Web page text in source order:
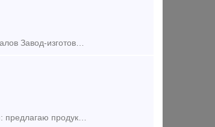
Платформа для леса и контейнеров Тип вагона: Платформа для перевозки лесоматериалов Завод-изготовитель: ОАО НПК "Уралвагонзавод" Сайт компании Сергей Валерьевич
Продаём новые фитинговые платформа 13-9881. До 60 штук в месяц. Тип предложения: предлагаю продукцию, услугу